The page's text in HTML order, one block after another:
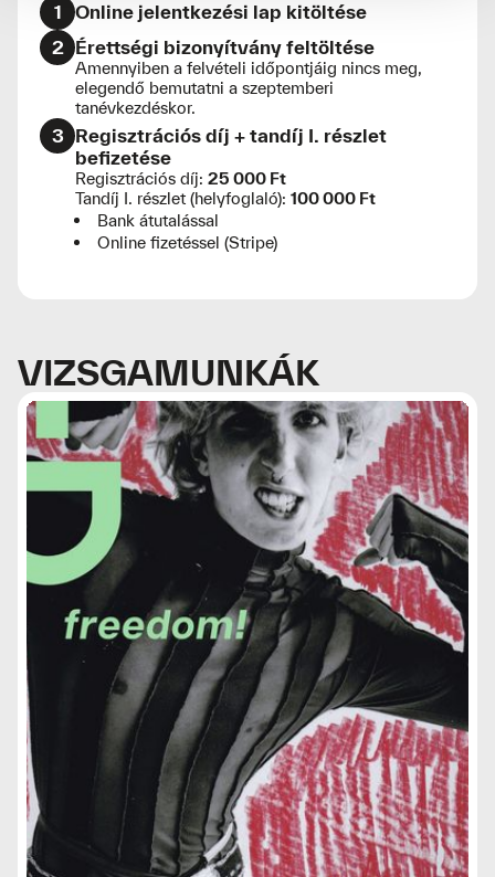
1
Online jelentkezési lap kitöltése
2
Érettségi bizonyítvány feltöltése
Amennyiben a felvételi időpontjáig nincs meg,
elegendő bemutatni a szeptemberi
tanévkezdéskor.
3
Regisztrációs díj + tandíj I. részlet
befizetése
Regisztrációs díj: 25 000 Ft
Tandíj I. részlet (helyfoglaló): 100 000 Ft
Bank átutalással
Online fizetéssel (Stripe)
VIZSGAMUNKÁK